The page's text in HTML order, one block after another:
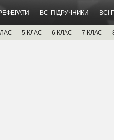
РЕФЕРАТИ ВСІ ПІДРУЧНИКИ ВСІ
5 КЛАС 6 КЛАС 7 КЛАС